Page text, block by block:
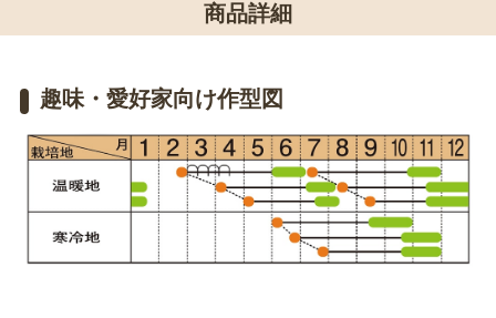
商品詳細
趣味・愛好家向け作型図